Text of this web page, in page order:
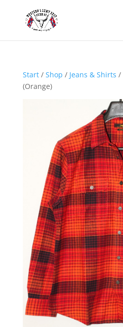
Start/ Shop / Jeans & Shirts /
(Orange)